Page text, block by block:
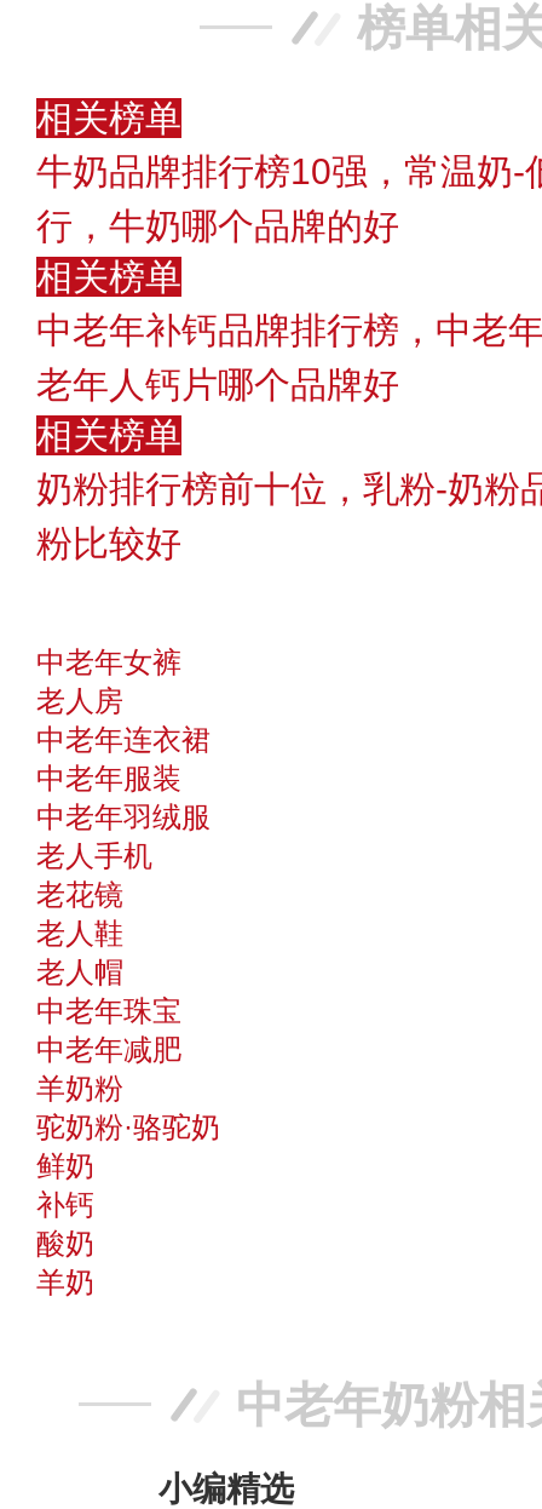
榜单相
相关榜单
牛奶品牌排行榜10强，常温奶-
行，牛奶哪个品牌的好
相关榜单
中老年补钙品牌排行榜，中老
老年人钙片哪个品牌好
相关榜单
奶粉排行榜前十位，乳粉-奶粉
粉比较好
中老年女裤
老人房
中老年连衣裙
中老年服装
中老年羽绒服
老人手机
老花镜
老人鞋
老人帽
中老年珠宝
中老年减肥
羊奶粉
驼奶粉·骆驼奶
鲜奶
补钙
酸奶
羊奶
中老年奶粉相
小编精选